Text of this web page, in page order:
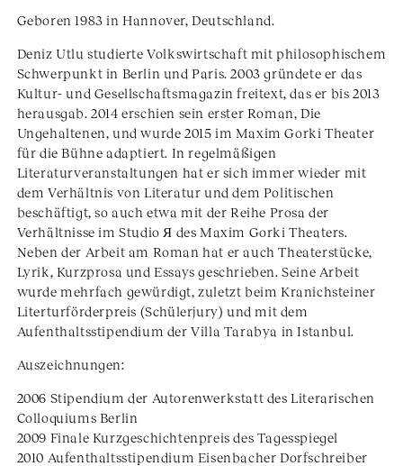
Geboren 1983 in Hannover, Deutschland.
Deniz Utlu studierte Volkswirtschaft mit philosophischem
Schwerpunkt in Berlin und Paris. 2003 gründete er das
Kultur- und Gesellschaftsmagazin freitext, das er bis 2013
herausgab. 2014 erschien sein erster Roman, Die
Ungehaltenen, und wurde 2015 im Maxim Gorki Theater
für die Bühne adaptiert. In regelmäßigen
Literaturveranstaltungen hat er sich immer wieder mit
dem Verhältnis von Literatur und dem Politischen
beschäftigt, so auch etwa mit der Reihe Prosa der
Verhältnisse im Studio Я des Maxim Gorki Theaters.
Neben der Arbeit am Roman hat er auch Theaterstücke,
Lyrik, Kurzprosa und Essays geschrieben. Seine Arbeit
wurde mehrfach gewürdigt, zuletzt beim Kranichsteiner
Literturförderpreis (Schülerjury) und mit dem
Aufenthaltsstipendium der Villa Tarabya in Istanbul.
Auszeichnungen:
2006 Stipendium der Autorenwerkstatt des Literarischen
Colloquiums Berlin
2009 Finale Kurzgeschichtenpreis des Tagesspiegel
2010 Aufenthaltsstipendium Eisenbacher Dorfschreiber